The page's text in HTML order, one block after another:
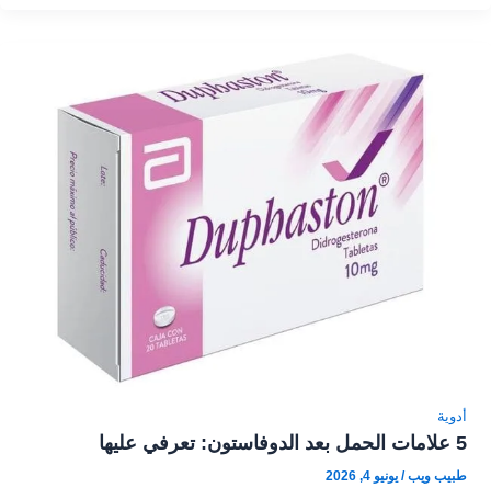
أدوية
5 علامات الحمل بعد الدوفاستون: تعرفي عليها
طبيب ويب/ يونيو 4, 2026